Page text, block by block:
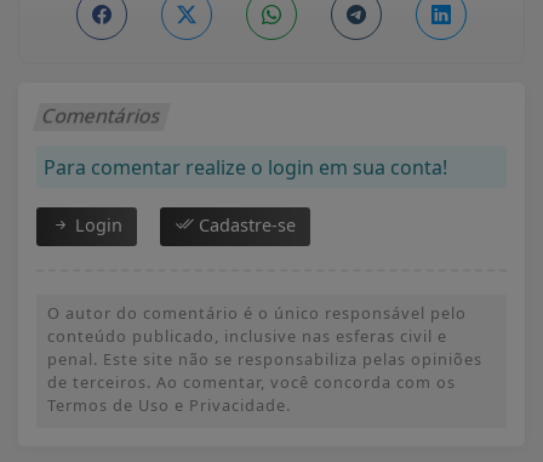
Comentários
Para comentar realize o login em sua conta!
Login Cadastre-se
O autor do comentário é o único responsável pelo
conteúdo publicado, inclusive nas esferas civil e
penal. Este site não se responsabiliza pelas opiniões
de terceiros. Ao comentar, você concorda com os
Termos de Uso e Privacidade.